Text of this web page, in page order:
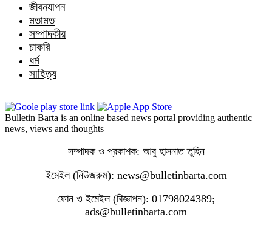
জীবনযাপন
মতামত
সম্পাদকীয়
চাকরি
ধর্ম
সাহিত্য
Bulletin Barta is an online based news portal providing authentic
news, views and thoughts
সম্পাদক ও প্রকাশক: আবু হাসনাত তুহিন
ইমেইল (নিউজরুম): news@bulletinbarta.com
ফোন ও ইমেইল (বিজ্ঞাপন): 01798024389;
ads@bulletinbarta.com